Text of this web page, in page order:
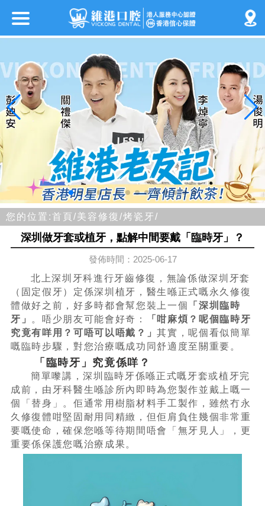
您的位置:首頁/美容修復/烤瓷牙/
深圳做牙套或植牙，點解中間要戴「臨時牙」？
發佈時間：2025-06-17
北上深圳牙科進行牙齒修復，無論係做深圳牙套
（固定假牙）定係深圳植牙，醫生喺正式嘅永久修復
體做好之前，好多時都會幫您裝上一個
「深圳臨時
牙」
。唔少朋友可能會好奇：
「咁麻煩？呢個臨時牙
究竟有咩用？可唔可以唔戴？」其實，呢個看似簡單
嘅臨時步驟，對您治療嘅成功同舒適度至關重要。
「臨時牙」究竟係咩？
簡單嚟講，深圳臨時牙係喺正式嘅牙套或植牙完
成前，由牙科醫生喺診所內即時為您製作並戴上嘅一
個「替身」。佢通常用樹脂材料手工製作，雖然冇永
久修復體咁堅固耐用同精緻，但佢肩負住幾個非常重
要嘅使命，確保您喺等待期間唔會「無牙見人」，更
重要係保護您嘅治療成果。